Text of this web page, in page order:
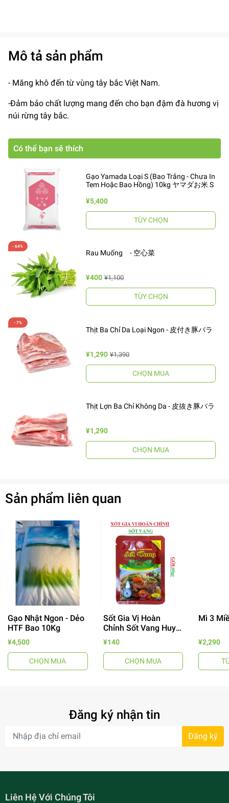
Mô tả sản phẩm
- Măng khô đến từ vùng tây bắc Việt Nam.
-Đảm bảo chất lượng mang đến cho bạn đậm đà hương vị
núi rừng tây bắc.
Có thể bạn sẽ thích
Gạo Yamada Loại S (Bao Trắng - Chưa In
Tem Hoặc Bao Hồng) 10kg ヤマダお米 S
¥5,400
TÙY CHỌN
Rau Muống - 空心菜
¥400 ¥1,100
TÙY CHỌN
Thịt Ba Chỉ Da Loại Ngon - 皮付き豚バラ
¥1,290 ¥1,390
CHỌN MUA
Thịt Lợn Ba Chỉ Không Da - 皮抜き豚バラ
¥1,290
CHỌN MUA
Sản phẩm liên quan
Gạo Nhật Ngon - Dẻo
HTF Bao 10Kg
¥4,500
CHỌN MUA
Sốt Gia Vị Hoàn
Chỉnh Sốt Vang Huy
Tuấn
¥140
CHỌN MUA
Mì 3
¥2,290
Đăng ký nhận tin
Đăng ký
Liên Hệ Với Chúng Tôi